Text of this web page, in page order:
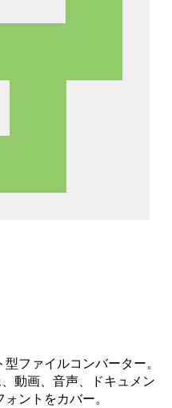
ファイルコンバーター。
動画、音声、ドキュメン
ントをカバー。